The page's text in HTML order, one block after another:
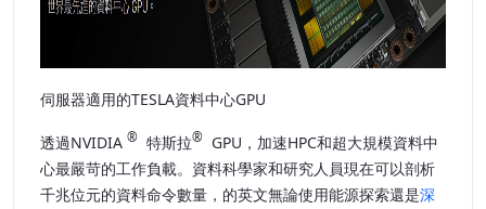
伺服器適用的TESLA資料中心GPU
透過NVIDIA ® 特斯拉®
GPU，加速HPC和超大規模資料中
心最嚴苛的工作負載。資料科學家和研究人員現在可以剖析
千兆位元的資料命令數量 ，的英文無論使用能源探索還是深